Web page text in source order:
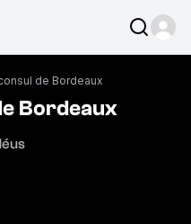
de Bordeaux
Bordeaux